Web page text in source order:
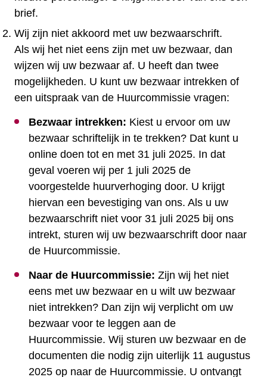
brief.
Wij zijn niet akkoord met uw bezwaarschrift.
Als wij het niet eens zijn met uw bezwaar, dan
wijzen wij uw bezwaar af. U heeft dan twee
mogelijkheden. U kunt uw bezwaar intrekken of
een uitspraak van de Huurcommissie vragen:
Bezwaar intrekken: Kiest u ervoor om uw
bezwaar schriftelijk in te trekken? Dat kunt u
online doen tot en met 31 juli 2025. In dat
geval voeren wij per 1 juli 2025 de
voorgestelde huurverhoging door. U krijgt
hiervan een bevestiging van ons. Als u uw
bezwaarschrift niet voor 31 juli 2025 bij ons
intrekt, sturen wij uw bezwaarschrift door naar
de Huurcommissie.
Naar de Huurcommissie: Zijn wij het niet
eens met uw bezwaar en u wilt uw bezwaar
niet intrekken? Dan zijn wij verplicht om uw
bezwaar voor te leggen aan de
Huurcommissie. Wij sturen uw bezwaar en de
documenten die nodig zijn uiterlijk 11 augustus
2025 op naar de Huurcommissie. U ontvangt